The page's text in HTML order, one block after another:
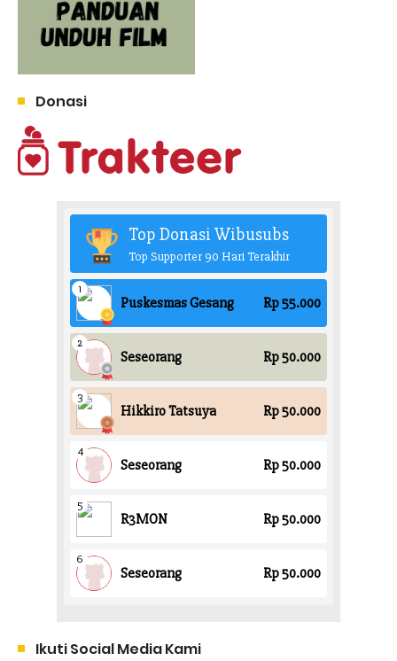
Donasi
Ikuti Social Media Kami